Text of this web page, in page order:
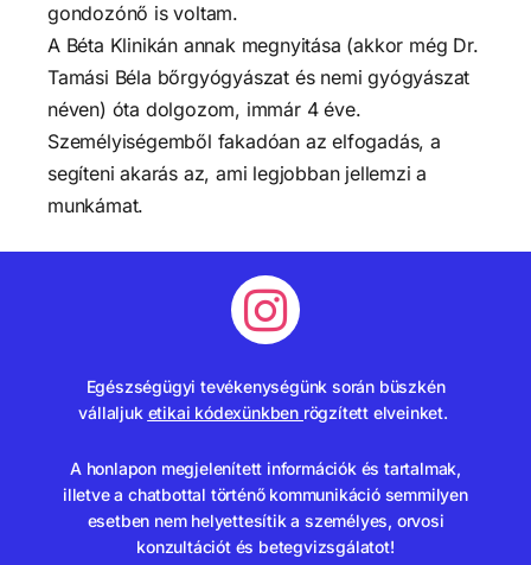
gondozónő is voltam.
A Béta Klinikán annak megnyitása (akkor még Dr.
Tamási Béla bőrgyógyászat és nemi gyógyászat
néven) óta dolgozom, immár 4 éve.
Személyiségemből fakadóan az elfogadás, a
segíteni akarás az, ami legjobban jellemzi a
munkámat.
Egészségügyi tevékenységünk során büszkén
vállaljuk etikai kódexünkben rögzített elveinket.
A honlapon megjelenített információk és tartalmak,
illetve a chatbottal történő kommunikáció semmilyen
esetben nem helyettesítik a személyes, orvosi
konzultációt és betegvizsgálatot!